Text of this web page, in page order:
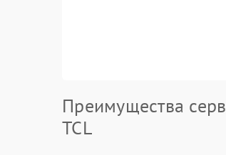
Преимущества
TCL